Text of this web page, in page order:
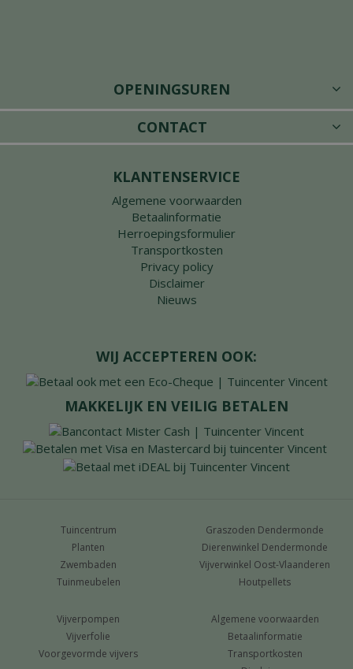
OPENINGSUREN
CONTACT
KLANTENSERVICE
Algemene voorwaarden
Betaalinformatie
Herroepingsformulier
Transportkosten
Privacy policy
Disclaimer
Nieuws
WIJ ACCEPTEREN OOK:
MAKKELIJK EN VEILIG BETALEN
Tuincentrum
Planten
Zwembaden
Tuinmeubelen
Graszoden Dendermonde
Dierenwinkel Dendermonde
Vijverwinkel Oost-Vlaanderen
Houtpellets
Vijverpompen
Vijverfolie
Voorgevormde vijvers
Algemene voorwaarden
Betaalinformatie
Transportkosten